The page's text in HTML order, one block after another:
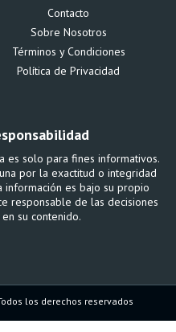
Contacto
Sobre Nosotros
Términos y Condiciones
Política de Privacidad
es solo para fines informativos.
por la exactitud o integridad
información es bajo su propio
responsable de las decisiones
su contenido.
los derechos reservados